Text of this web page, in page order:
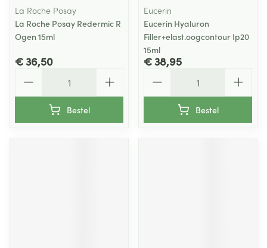
La Roche Posay
La Roche Posay Redermic R
Ogen 15ml
€ 36,50
Bestel
Eucerin
Eucerin Hyaluron
Filler+elast.oogcontour Ip20
15ml
€ 38,95
Bestel